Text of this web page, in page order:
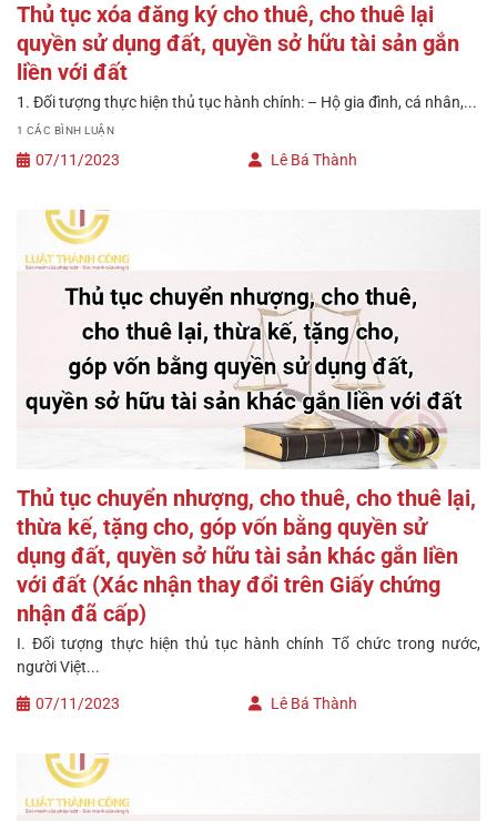
Thủ tục xóa đăng ký cho thuê, cho thuê lại
quyền sử dụng đất, quyền sở hữu tài sản gắn
liền với đất
1. Đối tượng thực hiện thủ tục hành chính: – Hộ gia đình, cá nhân,...
1 CÁC BÌNH LUẬN
07/11/2023 Lê Bá Thành
Thủ tục chuyển nhượng, cho thuê, cho thuê lại,
thừa kế, tặng cho, góp vốn bằng quyền sử
dụng đất, quyền sở hữu tài sản khác gắn liền
với đất (Xác nhận thay đổi trên Giấy chứng
nhận đã cấp)
I. Đối tượng thực hiện thủ tục hành chính Tổ chức trong nước,
người Việt...
07/11/2023 Lê Bá Thành